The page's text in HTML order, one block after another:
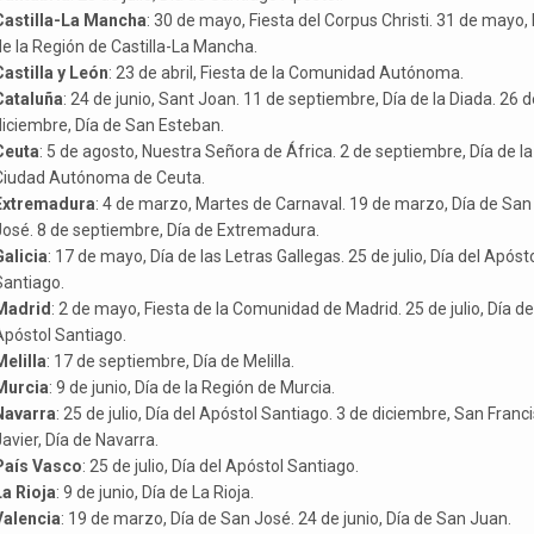
La Mancha: 30 de mayo, Fiesta del Corpus Christi. 31 de mayo,
la Región de Castilla-La Mancha.
y León: 23 de abril, Fiesta de la Comunidad Autónoma.
: 24 de junio, Sant Joan. 11 de septiembre, Día de la Diada. 26
Día de San Esteban.
: 5 de agosto, Nuestra Señora de África. 2 de septiembre, Día de la
Autónoma de Ceuta.
: 4 de marzo, Martes de Carnaval. 19 de marzo, Día de San
8 de septiembre, Día de Extremadura.
: 17 de mayo, Día de las Letras Gallegas. 25 de julio, Día del
: 2 de mayo, Fiesta de la Comunidad de Madrid. 25 de julio, Día
Santiago.
: 17 de septiembre, Día de Melilla.
: 9 de junio, Día de la Región de Murcia.
: 25 de julio, Día del Apóstol Santiago. 3 de diciembre, San
Día de Navarra.
Vasco: 25 de julio, Día del Apóstol Santiago.
Rioja: 9 de junio, Día de La Rioja.
: 19 de marzo, Día de San José. 24 de junio, Día de San Juan.